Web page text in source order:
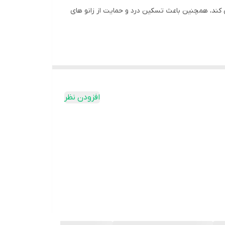
همچنین باعث تسکین درد و حمایت از زانو های
افزودن نظر